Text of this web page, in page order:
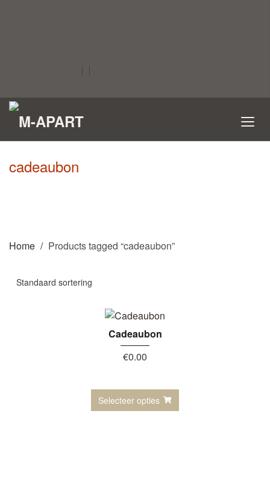
cadeaubon
Home Products tagged “cadeaubon”
Cadeaubon
€0.00
Selecteer opties